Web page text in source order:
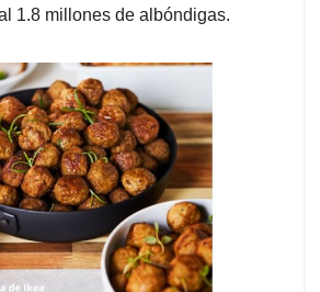
1.8 millones de albóndigas.